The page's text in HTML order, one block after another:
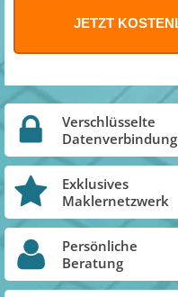
Verschlüsselte
Datenverbindung
Exklusives
Maklernetzwerk
Persönliche
Beratung